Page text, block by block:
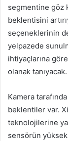
segmentine göz
beklentisini
seçeneklerinin
yelpazede
ihtiyaçlarına
olanak tanıyacak.
Kamera
beklentiler var.
teknolojilerine
sensörün